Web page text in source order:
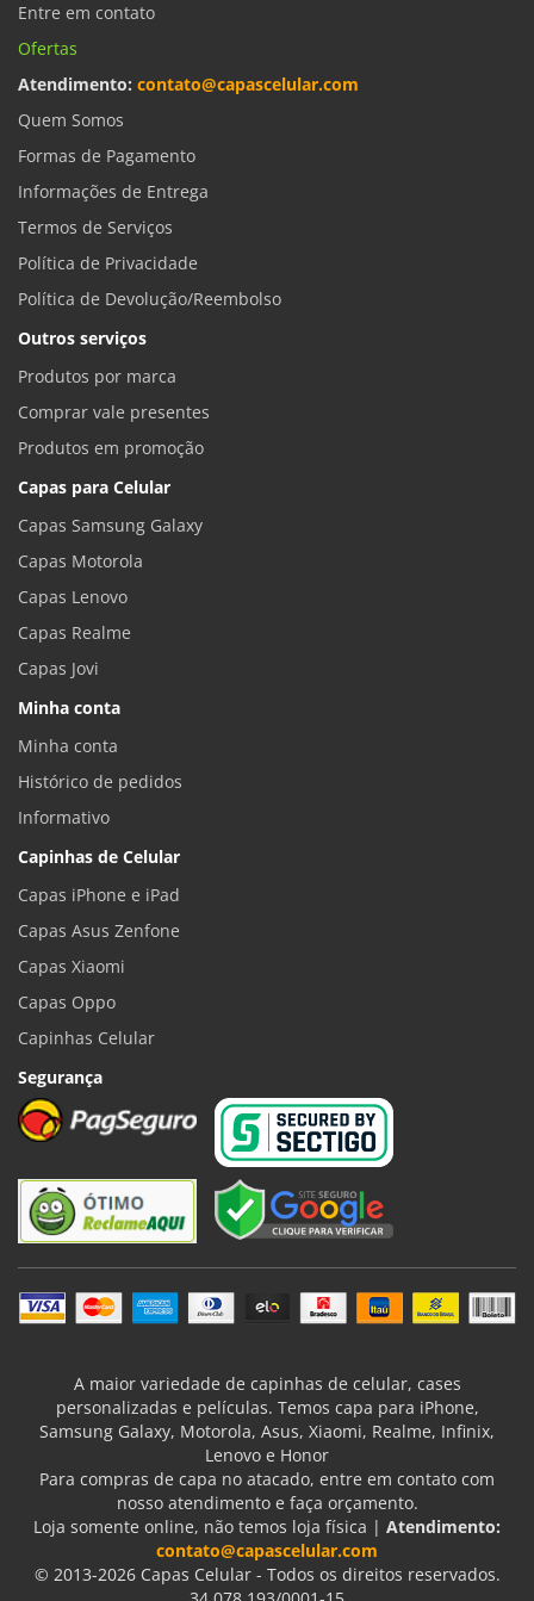
Entre em contato
Ofertas
Atendimento: contato@capascelular.com
Quem Somos
Formas de Pagamento
Informações de Entrega
Termos de Serviços
Política de Privacidade
Política de Devolução/Reembolso
Outros serviços
Produtos por marca
Comprar vale presentes
Produtos em promoção
Capas para Celular
Capas Samsung Galaxy
Capas Motorola
Capas Lenovo
Capas Realme
Capas Jovi
Minha conta
Minha conta
Histórico de pedidos
Informativo
Capinhas de Celular
Capas iPhone e iPad
Capas Asus Zenfone
Capas Xiaomi
Capas Oppo
Capinhas Celular
Segurança
A maior variedade de capinhas de celular, cases
personalizadas e películas. Temos capa para iPhone,
Samsung Galaxy, Motorola, Asus, Xiaomi, Realme, Infinix,
Lenovo e Honor
Para compras de capa no atacado, entre em contato com
nosso atendimento e faça orçamento.
Loja somente online, não temos loja física | Atendimento:
contato@capascelular.com
© 2013-2026 Capas Celular - Todos os direitos reservados.